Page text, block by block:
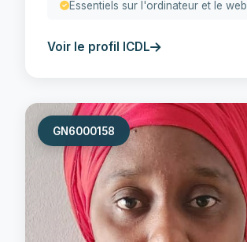
Essentiels sur l'ordinateur et le web
Voir le profil ICDL
GN6000158